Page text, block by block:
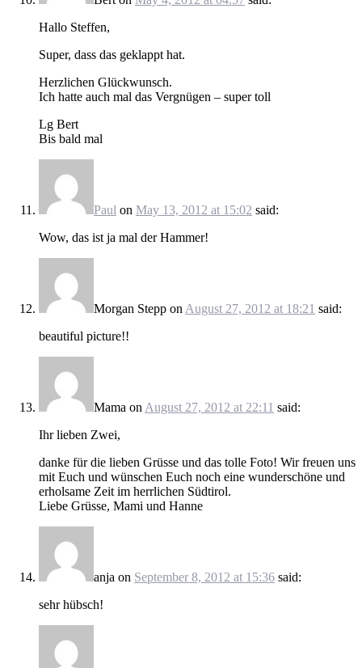
Hallo Steffen,
Super, dass das geklappt hat.
Herzlichen Glückwunsch.
Ich hatte auch mal das Vergnügen – super toll
Lg Bert
Bis bald mal
Paul on May 13, 2012 at 15:02 said:
Wow, das ist ja mal der Hammer!
Morgan Stepp on August 27, 2012 at 18:21 said:
beautiful picture!!
Mama on August 27, 2012 at 22:11 said:
Ihr lieben Zwei,
danke für die lieben Grüsse und das tolle Foto! Wir freuen uns
mit Euch und wünschen Euch noch eine wunderschöne und
erholsame Zeit im herrlichen Südtirol.
Liebe Grüsse, Mami und Hanne
anja on September 8, 2012 at 15:36 said:
sehr hübsch!